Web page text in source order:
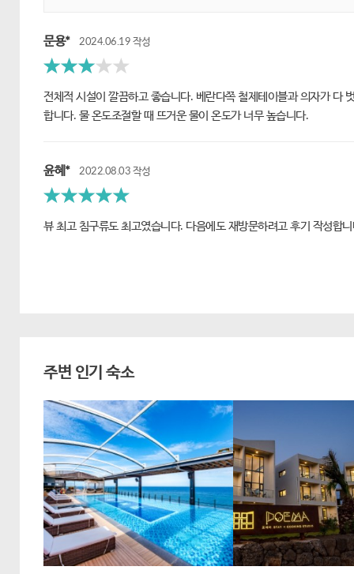
문용* 2024.06.19 작성
개
전체적 시설이 깔끔하고 좋습니다. 베란다쪽 철제테이블과 의자가 다
합니다. 물 온도조절할 때 뜨거운 물이 온도가 너무 높습니다.
윤혜* 2022.08.03 작성
뷰 최고 침구류도 최고였습니다. 다음에도 재방문하려고 후기 작성합니
주변 인기 숙소